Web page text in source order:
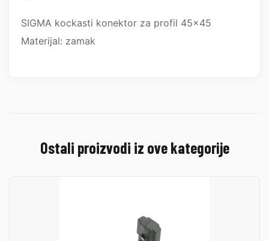
SIGMA kockasti konektor za profil 45x45
Materijal: zamak
Ostali proizvodi iz ove kategorije